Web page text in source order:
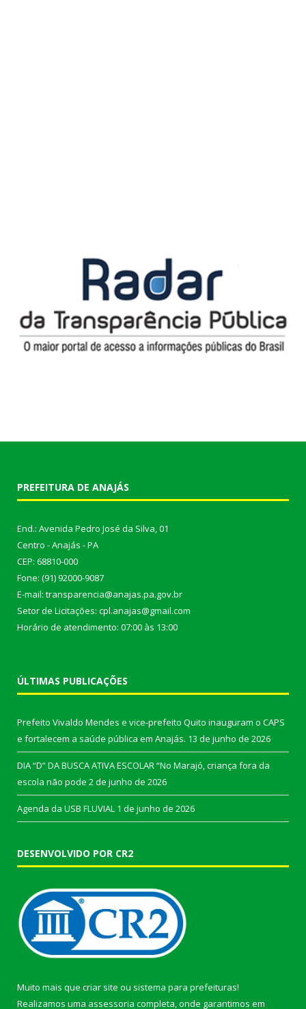
PREFEITURA DE ANAJÁS
End.: Avenida Pedro José da Silva, 01
Centro - Anajás - PA
CEP: 68810-000
Fone: (91) 92000-9087
E-mail: transparencia@anajas.pa.gov.br
Setor de Licitações: cpl.anajas@gmail.com
Horário de atendimento: 07:00 às 13:00
ÚLTIMAS PUBLICAÇÕES
Prefeito Vivaldo Mendes e vice-prefeito Quito inauguram o CAPS
e fortalecem a saúde pública em Anajás. 13 de junho de 2026
DIA “D” DA BUSCA ATIVA ESCOLAR “No Marajó, criança fora da
escola não pode 2 de junho de 2026
Agenda da USB FLUVIAL 1 de junho de 2026
DESENVOLVIDO POR CR2
Muito mais que criar site ou sistema para prefeituras!
Realizamos uma assessoria completa, onde garantimos em